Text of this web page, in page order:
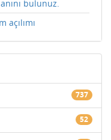
bulunuz.
açılımı
737
52